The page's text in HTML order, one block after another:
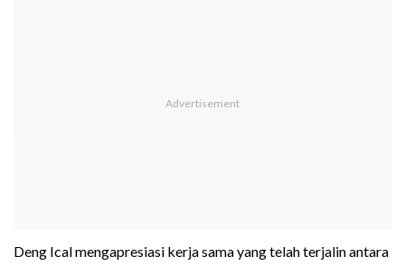
Deng Ical mengapresiasi kerja sama yang telah terjalin antara